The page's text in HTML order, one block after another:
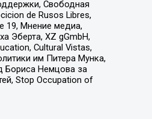
Свободная
de Rusos Libres,
19, Мнение медиа,
Эберта, XZ gGmbH,
Cultural Vistas,
им Питера Мунка,
Бориса Немцова за
Stop Occupation of